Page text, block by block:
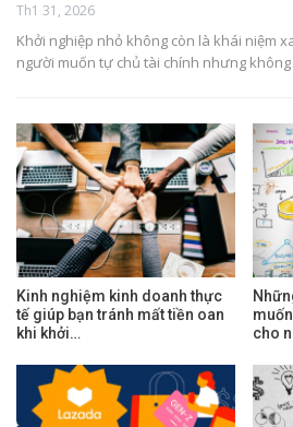
Th1 31, 2026
Khởi nghiệp nhỏ không còn là khái niệm
người muốn tự chủ tài chính nhưng
Kinh nghiệm kinh doanh thực
tế giúp bạn tránh mất tiền oan
khi khởi…
cho